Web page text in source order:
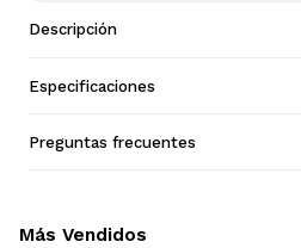
Descripción
Especificaciones
Preguntas frecuentes
Más Vendidos